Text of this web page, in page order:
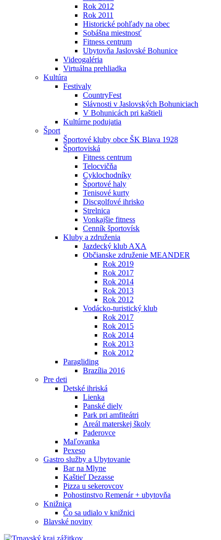
Rok 2012
Rok 2011
Historické pohľady na obec
Sobášna miestnosť
Fitness centrum
Ubytovňa Jaslovské Bohunice
Videogaléria
Virtuálna prehliadka
Kultúra
Festivaly
CountryFest
Slávnosti v Jaslovských Bohuniciach
V Bohunicách pri kaštieli
Kultúrne podujatia
Šport
Športové kluby obce ŠK Blava 1928
Športoviská
Fitness centrum
Telocvičňa
Cyklochodníky
Športové haly
Tenisové kurty
Discgolfové ihrisko
Strelnica
Vonkajšie fitness
Cenník športovísk
Kluby a združenia
Jazdecký klub AXA
Občianske združenie MEANDER
Rok 2019
Rok 2017
Rok 2014
Rok 2013
Rok 2012
Vodácko-turistický klub
Rok 2017
Rok 2015
Rok 2014
Rok 2013
Rok 2012
Paragliding
Brazília 2016
Pre deti
Detské ihriská
Lienka
Panské diely
Park pri amfiteátri
Areál materskej školy
Paderovce
Maľovanka
Pexeso
Gastro služby a Ubytovanie
Bar na Mlyne
Kaštieľ Dezasse
Pizza u sekerovcov
Pohostinstvo Remenár + ubytovňa
Knižnica
Čo sa udialo v knižnici
Blavské noviny